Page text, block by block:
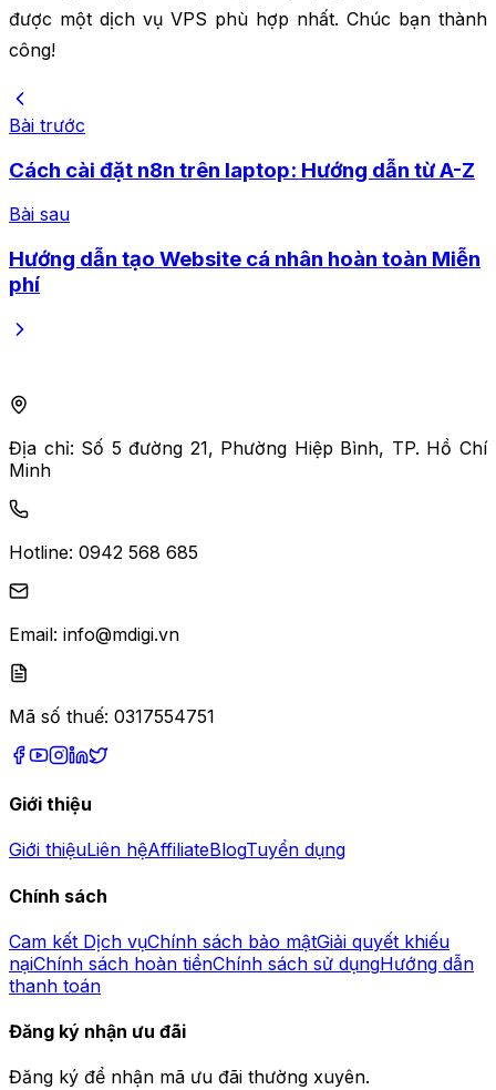
được một dịch vụ VPS phù hợp nhất. Chúc bạn thành
công!
Bài trước
Cách cài đặt n8n trên laptop: Hướng dẫn từ A-Z
Bài sau
Hướng dẫn tạo Website cá nhân hoàn toàn Miễn
phí
Địa chỉ: Số 5 đường 21, Phường Hiệp Bình, TP. Hồ Chí
Minh
Hotline: 0942 568 685
Email: info@mdigi.vn
Mã số thuế: 0317554751
Giới thiệu
Giới thiệuLiên hệAffiliateBlogTuyển dụng
Chính sách
Cam kết Dịch vụChính sách bảo mậtGiải quyết khiếu
nạiChính sách hoàn tiềnChính sách sử dụngHướng dẫn
thanh toán
Đăng ký nhận ưu đãi
Đăng ký để nhận mã ưu đãi thường xuyên.